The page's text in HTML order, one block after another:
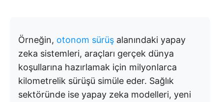
Örneğin, otonom sürüş alanındaki yapay
zeka sistemleri, araçları gerçek dünya
koşullarına hazırlamak için milyonlarca
kilometrelik sürüşü simüle eder. Sağlık
sektöründe ise yapay zeka modelleri, yeni